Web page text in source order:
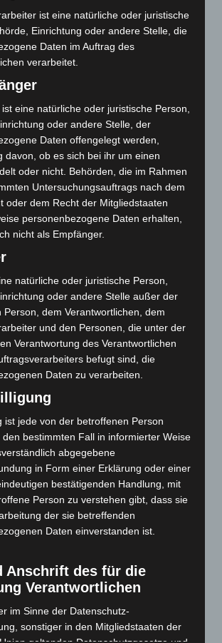
(130)
(133)
(205)
(204)
(215)
(180)
ist eine natürliche oder juristische
Einrichtung oder andere Stelle, die
Daten im Auftrag des
verarbeitet.
eine natürliche oder juristische Person,
oder andere Stelle, der
Daten offengelegt werden,
davon, ob es sich bei ihr um einen
oder nicht. Behörden, die im Rahmen
Untersuchungsauftrags nach dem
oder dem Recht der Mitgliedstaaten
personenbezogene Daten erhalten,
nicht als Empfänger.
natürliche oder juristische Person,
oder andere Stelle außer der
Person, dem Verantwortlichen, dem
und den Personen, die unter der
Verantwortung des Verantwortlichen
befugt sind, die
Daten zu verarbeiten.
ist jede von der betroffenen Person
den bestimmten Fall in informierter Weise
abgegebene
in Form einer Erklärung oder einer
bestätigenden Handlung, mit
Person zu verstehen gibt, dass sie
der sie betreffenden
Daten einverstanden ist.
Anschrift des für die
Verantwortlichen
im Sinne der Datenschutz-
sonstiger in den Mitgliedstaaten der